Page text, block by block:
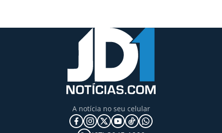
A notícia no seu celular